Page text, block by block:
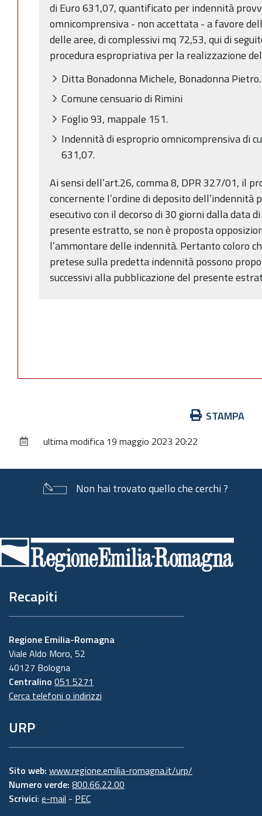
di Euro 631,07, quantificato per indennità
omnicomprensiva - non accettata - a favore
delle aree, di complessivi mq 72,53, qui di
procedura espropriativa per la realizzazione
Ditta Bonadonna Michele, Bonadonna Pietro.
Comune censuario di Rimini
Foglio 93, mappale 151.
Indennità di esproprio omnicomprensiva di
631,07.
Ai sensi dell’art.26, comma 8, DPR 327/01, il
concernente l’ordine di deposito
esecutivo con il decorso di 30 giorni dalla data
presente estratto, se non è proposta
l’ammontare delle indennità. Pertanto coloro
pretese sulla predetta indennità possono
successivi alla pubblicazione del presente
documento
STAMPA
ultima modifica 19 maggio 2023 20:22
Non hai trovato quello che cerchi ?
di
pagina
Recapiti
Regione Emilia-Romagna
Viale Aldo Moro, 52
40127 Bologna
Centralino 051 5271
Cerca telefoni o indirizzi
URP
Sito web: www.regione.emilia-romagna.it/urp/
Numero verde: 800.66.22.00
Scrivici: e-mail - PEC